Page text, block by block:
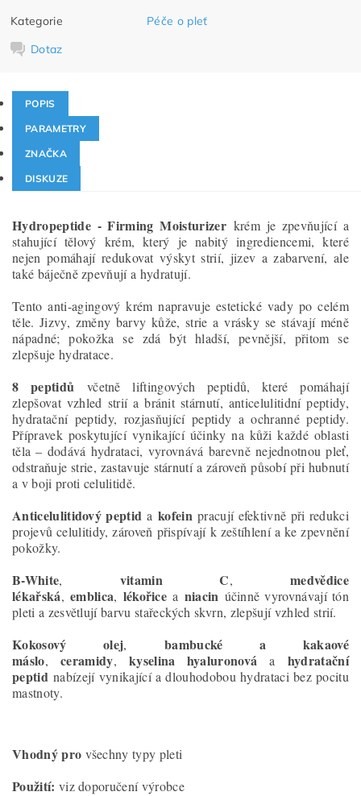
Kategorie
Péče o pleť
Dotaz
POPIS
PARAMETRY
ZNAČKA
DISKUZE
Hydropeptide - Firming Moisturizer krém je zpevňující a
stahující tělový krém, který je nabitý ingrediencemi, které
nejen pomáhají redukovat výskyt strií, jizev a zabarvení, ale
také báječně zpevňují a hydratují.
Tento anti-agingový krém napravuje estetické vady po celém
těle. Jizvy, změny barvy kůže, strie a vrásky se stávají méně
nápadné; pokožka se zdá být hladší, pevnější, přitom se
zlepšuje hydratace.
8 peptidů včetně liftingových peptidů, které pomáhají
zlepšovat vzhled strií a bránit stárnutí, anticelulitidní peptidy,
hydratační peptidy, rozjasňující peptidy a ochranné peptidy.
Přípravek poskytující vynikající účinky na kůži každé oblasti
těla – dodává hydrataci, vyrovnává barevně nejednotnou pleť,
odstraňuje strie, zastavuje stárnutí a zároveň působí při hubnutí
a v boji proti celulitidě.
Anticelulitidový peptid a kofein pracují efektivně při redukci
projevů celulitidy, zároveň přispívají k zeštíhlení a ke zpevnění
pokožky.
B-White, vitamin C,medvědice
lékařská, emblica, lékořice a niacin účinně vyrovnávají tón
pleti a zesvětlují barvu stařeckých skvrn, zlepšují vzhled strií.
Kokosový olej,bambucké a kakaové
máslo,ceramidy,kyselina hyaluronová a hydratační
peptid nabízejí vynikající a dlouhodobou hydrataci bez pocitu
mastnoty.
Vhodný pro všechny typy pleti
Použití: viz doporučení výrobce